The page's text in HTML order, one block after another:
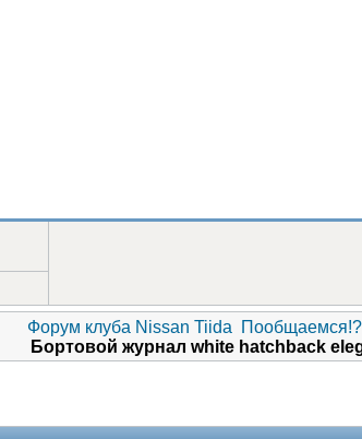
Форум клуба Nissan Tiida
Бортовой журнал white hatchback